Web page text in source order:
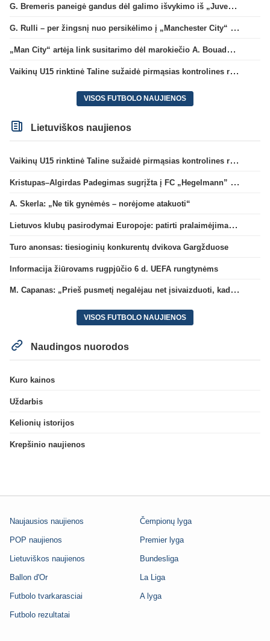
G. Bremeris paneigė gandus dėl galimo išvykimo iš „Juventus“ klubo
G. Rulli – per žingsnį nuo persikėlimo į „Manchester City“ klubą
„Man City“ artėja link susitarimo dėl marokiečio A. Bouaddi persikėlimo
Vaikinų U15 rinktinė Taline sužaidė pirmąsias kontrolines rungtynes
VISOS FUTBOLO NAUJIENOS
Lietuviškos naujienos
Vaikinų U15 rinktinė Taline sužaidė pirmąsias kontrolines rungtynes
Kristupas–Algirdas Padegimas sugrįžta į FC „Hegelmann” B sudėtį
A. Skerla: „Ne tik gynėmės – norėjome atakuoti“
Lietuvos klubų pasirodymai Europoje: patirti pralaimėjimai Kroatijos atstovams
Turo anonsas: tiesioginių konkurentų dvikova Gargžduose
Informacija žiūrovams rugpjūčio 6 d. UEFA rungtynėms
M. Capanas: „Prieš pusmetį negalėjau net įsivaizduoti, kad žaisime prieš „Hajduk“
VISOS FUTBOLO NAUJIENOS
Naudingos nuorodos
Kuro kainos
Uždarbis
Kelionių istorijos
Krepšinio naujienos
Naujausios naujienos
POP naujienos
Lietuviškos naujienos
Ballon d'Or
Futbolo tvarkarasciai
Futbolo rezultatai
Čempionų lyga
Premier lyga
Bundesliga
La Liga
A lyga